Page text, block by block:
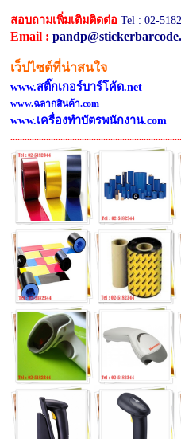
สอบถามเพิ่มเติมติดต่อ Tel : 02-
Email :
เว็ปไซต์ที่น่าสนใจ
www.สติ๊กเกอร์บาร์โค้ด.net
www.ฉลากสินค้า.com
www.เครื่องทำบัตรพนักงาน.com
........................................................................